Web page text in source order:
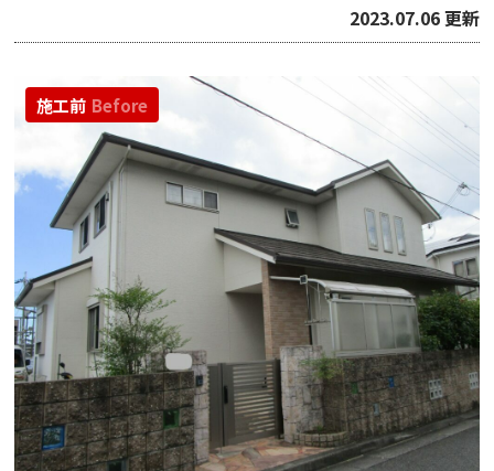
2023.07.06 更新
施工前 Before